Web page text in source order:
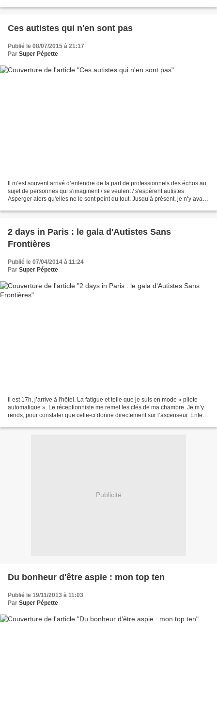
Ces autistes qui n'en sont pas
Publié le 08/07/2015 à 21:17
Par Super Pépette
Il m’est souvent arrivé d’entendre de la part de professionnels des échos au
sujet de personnes qui s'imaginent / se veulent / s'espèrent autistes
Asperger alors qu'elles ne le sont point du tout. Jusqu’à présent, je n’y avais
2 days in Paris : le gala d'Autistes Sans
Frontières
Publié le 07/04/2014 à 11:24
Par Super Pépette
Il est 17h, j’arrive à l'hôtel. La fatigue et telle que je suis en mode « pilote
automatique ». Le réceptionniste me remet les clés de ma chambre. Je m’y
rends, pour constater que celle-ci donne directement sur l’ascenseur. Enfer
Publicité
Du bonheur d'être aspie : mon top ten
Publié le 19/11/2013 à 11:03
Par Super Pépette